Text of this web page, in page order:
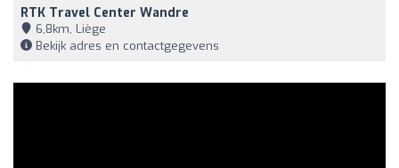
RTK Travel Center Wandre
6,8km, Liège
Bekijk adres en contactgegevens